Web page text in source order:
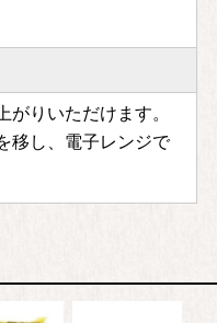
がりいただけます。
移し、電子レンジで